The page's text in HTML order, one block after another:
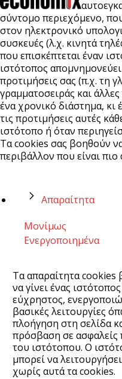
σύντομο περιεχόμενο,
στον ηλεκτρονικό
συσκευές (λ.χ. κινητά
που επισκέπτεται έναν
ιστότοπος απομνημονεύει
προτιμήσεις σας (π.χ. τη
γραμματοσειράς και
ένα χρονικό διάστημα, κι
τις προτιμήσεις αυτές
ιστότοπο ή όταν
Τα cookies σας βοηθούν
περιβάλλον που είναι
Απαραίτητα
Μονίμως
Ενεργοποιημένα
Τα απαραίτητα cookies
να γίνει ένας ιστότοπος
εύχρηστος,
βασικές λειτουργίες
πλοήγηση στη σελίδα
πρόσβαση σε ασφαλείς
του ιστότοπου. Ο
μπορεί να
χωρίς αυτά τα cookies.